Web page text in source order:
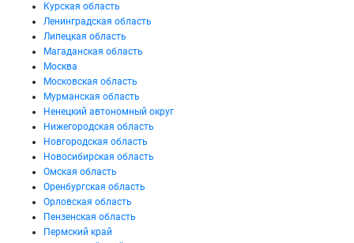
Курская область
Ленинградская область
Липецкая область
Магаданская область
Москва
Московская область
Мурманская область
Ненецкий автономный округ
Нижегородская область
Новгородская область
Новосибирская область
Омская область
Оренбургская область
Орловская область
Пензенская область
Пермский край